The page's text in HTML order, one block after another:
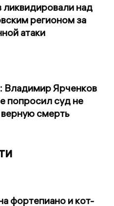
над
регионом за
атаки
Владимир Ярченков
попросил суд не
верную смерть
фортепиано и кот-